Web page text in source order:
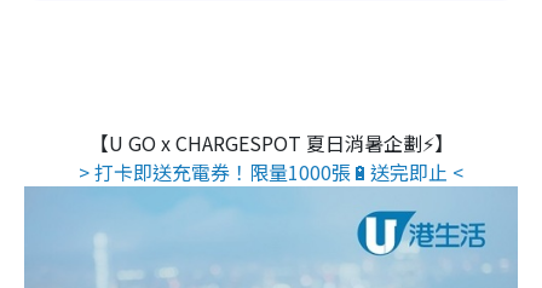
【U GO x CHARGESPOT 夏日消暑企劃⚡】
> 打卡即送充電券！限量1000張🔋送完即止 <